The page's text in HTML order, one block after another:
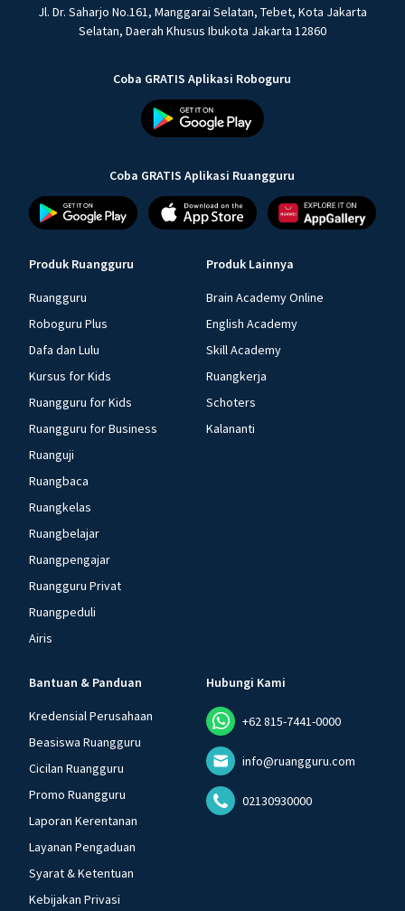
Jl. Dr. Saharjo No.161, Manggarai Selatan, Tebet, Kota Jakarta
Selatan, Daerah Khusus Ibukota Jakarta 12860
Coba GRATIS Aplikasi Roboguru
Coba GRATIS Aplikasi Ruangguru
Produk Ruangguru
Ruangguru
Roboguru Plus
Dafa dan Lulu
Kursus for Kids
Ruangguru for Kids
Ruangguru for Business
Ruanguji
Ruangbaca
Ruangkelas
Ruangbelajar
Ruangpengajar
Ruangguru Privat
Ruangpeduli
Airis
Produk Lainnya
Brain Academy Online
English Academy
Skill Academy
Ruangkerja
Schoters
Kalananti
Bantuan & Panduan
Kredensial Perusahaan
Beasiswa Ruangguru
Cicilan Ruangguru
Promo Ruangguru
Laporan Kerentanan
Layanan Pengaduan
Syarat & Ketentuan
Kebijakan Privasi
Hubungi Kami
+62 815-7441-0000
info@ruangguru.com
02130930000